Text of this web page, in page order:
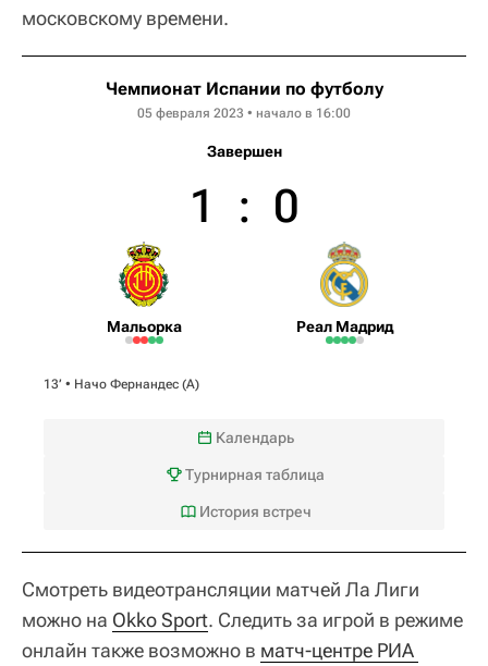
московскому времени.
Чемпионат Испании по футболу
05 февраля 2023 • начало в 16:00
Завершен
Мальорка
1 : 0
Реал Мадрид
13‎’‎ • Начо Фернандес (А)
Календарь
Турнирная таблица
История встреч
Смотреть видеотрансляции матчей Ла Лиги
можно на Okko Sport. Следить за игрой в режиме
онлайн также возможно в матч-центре РИА